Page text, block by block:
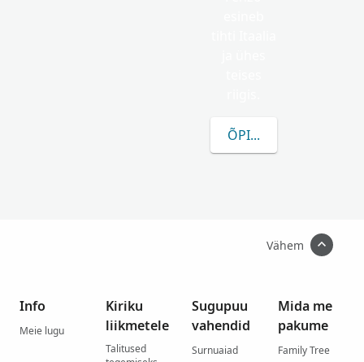
ÕPI ROHKEM FENZO
Vähem
Info
Meie lugu
Kiriku
liikmetele
Talitused
Sugupuu
vahendid
Surnuaiad
Mida me
pakume
Family Tree